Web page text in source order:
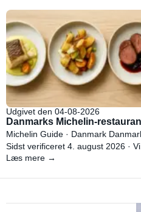
Udgivet den 04-08-2026
Danmarks Michelin-
Michelin Guide · Danmark
Sidst verificeret 4. august 2026 ·
Læs mere →